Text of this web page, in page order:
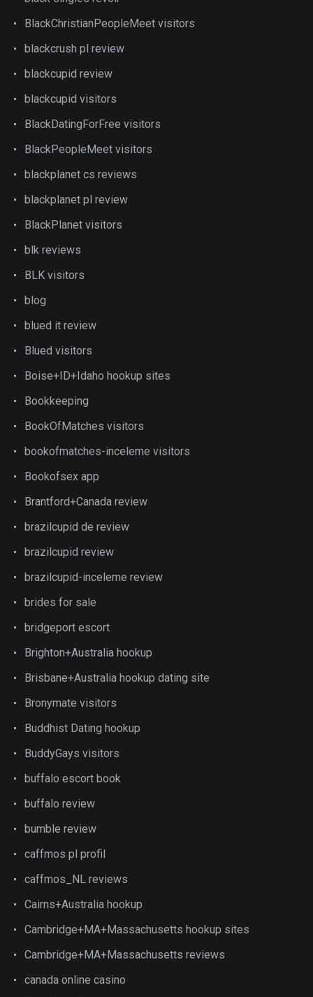
BlackChristianPeopleMeet visitors
blackcrush pl review
blackcupid review
blackcupid visitors
BlackDatingForFree visitors
BlackPeopleMeet visitors
blackplanet cs reviews
blackplanet pl review
BlackPlanet visitors
blk reviews
BLK visitors
blog
blued it review
Blued visitors
Boise+ID+Idaho hookup sites
Bookkeeping
BookOfMatches visitors
bookofmatches-inceleme visitors
Bookofsex app
Brantford+Canada review
brazilcupid de review
brazilcupid review
brazilcupid-inceleme review
brides for sale
bridgeport escort
Brighton+Australia hookup
Brisbane+Australia hookup dating site
Bronymate visitors
Buddhist Dating hookup
BuddyGays visitors
buffalo escort book
buffalo review
bumble review
caffmos pl profil
caffmos_NL reviews
Cairns+Australia hookup
Cambridge+MA+Massachusetts hookup sites
Cambridge+MA+Massachusetts reviews
canada online casino